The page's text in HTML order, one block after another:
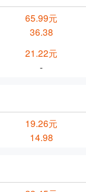
65.99元
36.38
21.22元
-
19.26元
14.98